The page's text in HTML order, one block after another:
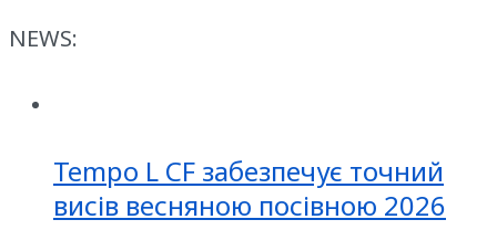
NEWS:
Tempo L CF забезпечує точний
висів весняною посівною 2026